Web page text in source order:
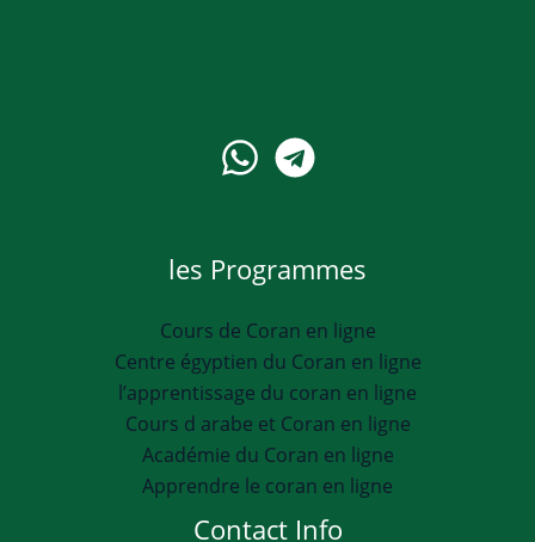
les Programmes
Cours de Coran en ligne
Centre égyptien du Coran en ligne
l’apprentissage du coran en ligne
Cours d arabe et Coran en ligne
Académie du Coran en ligne
Apprendre le coran en ligne
Contact Info